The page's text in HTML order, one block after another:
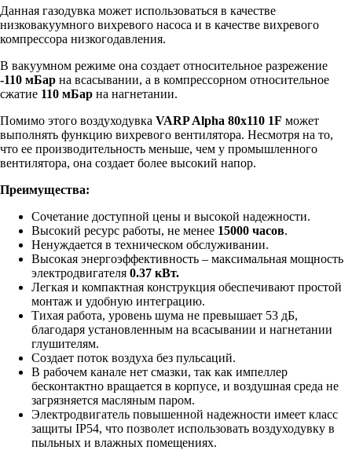
Данная газодувка может использоваться в качестве
низковакуумного вихревого насоса и в качестве вихревого
компрессора низкогодавления.
В вакуумном режиме она создает относительное разрежение
-110 мБар на всасывании, а в компрессорном относительное
сжатие 110 мБар на нагнетании.
Помимо этого воздуходувка VARP Alpha 80x110 1F может
выполнять функцию вихревого вентилятора. Несмотря на то,
что ее производительность меньше, чем у промышленного
вентилятора, она создает более высокий напор.
Преимущества:
Сочетание доступной цены и высокой надежности.
Высокий ресурс работы, не менее 15000 часов.
Ненуждается в техническом обслуживании.
Высокая энергоэффективность – максимальная мощность
электродвигателя 0.37 кВт.
Легкая и компактная конструкция обеспечивают простой
монтаж и удобную интеграцию.
Тихая работа, уровень шума не превышает 53 дБ,
благодаря установленным на всасывании и нагнетании
глушителям.
Создает поток воздуха без пульсаций.
В рабочем канале нет смазки, так как импеллер
бесконтактно вращается в корпусе, и воздушная среда не
загрязняется масляным паром.
Электродвигатель повышенной надежности имеет класс
защиты IP54, что позволет использовать воздуходувку в
пыльных и влажных помещениях.